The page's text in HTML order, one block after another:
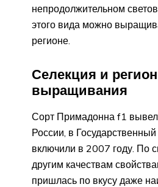
непродолжительном
этого вида можно
регионе.
Селекция и
выращивания
Сорт Примадонна f1
России, в
включили в 2007 году. По
другим качествам
пришлась по вкусу даже